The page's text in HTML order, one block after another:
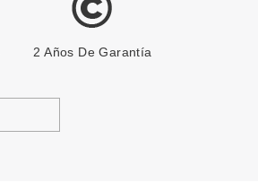
2 Años De Garantía